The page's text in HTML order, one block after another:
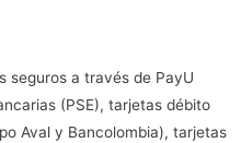
seguros a través de PayU
(PSE), tarjetas débito
Aval y Bancolombia), tarjetas